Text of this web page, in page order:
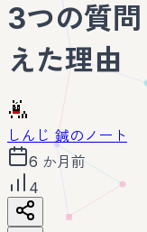
3つの質
えた理由
しんじ 鍼のノート
6 か月前
4